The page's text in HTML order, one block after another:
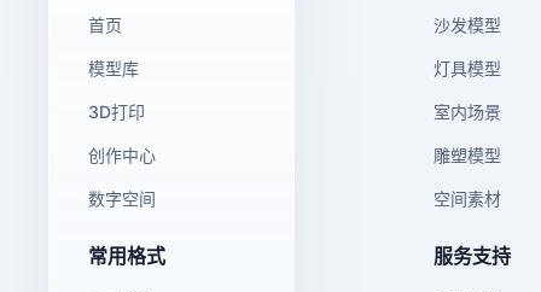
首页
模型库
3D打印
创作中心
数字空间
沙发模型
灯具模型
室内场景
雕塑模型
空间素材
常用格式 服务支持